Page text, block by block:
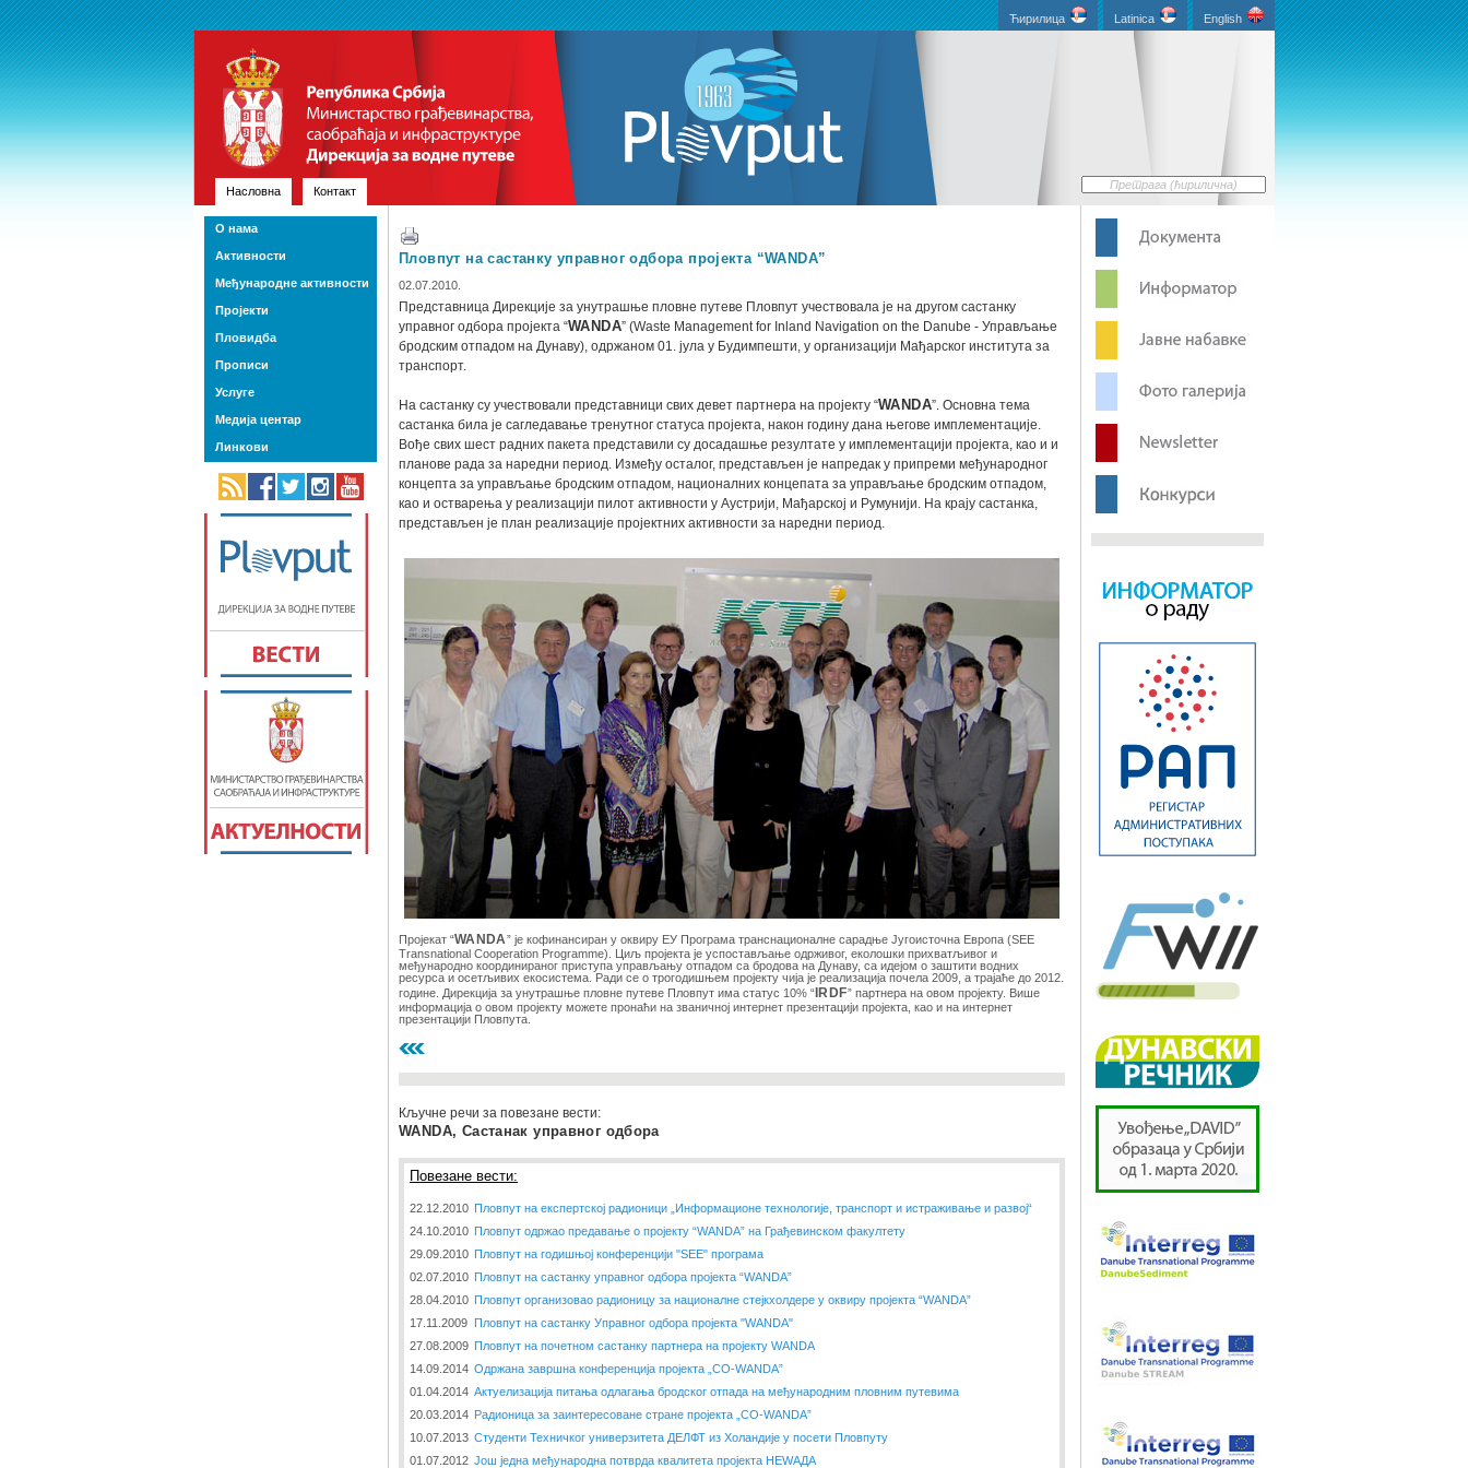
English
Latinica
Ћирилица
Насловна Контакт
Пловпут на састанку управног одбора пројекта “WANDA”
02.07.2010.
Представница Дирекције за унутрашње пловне путеве Пловпут учествовала је на другом састанку
управног одбора пројекта “WANDA” (Waste Management for Inland Navigation on the Danube - Управљање
бродским отпадом на Дунаву), одржаном 01. јула у Будимпешти, у организацији Мађарског института за
транспорт.
На састанку су учествовали представници свих девет партнера на пројекту “WANDA”. Основна тема
састанка била је сагледавање тренутног статуса пројекта, након годину дана његове имплементације.
Вође свих шест радних пакета представили су досадашње резултате у имплементацији пројекта, као и и
планове рада за наредни период. Између осталог, представљен је напредак у припреми међународног
концепта за управљање бродским отпадом, националних концепата за управљање бродским отпадом,
као и остварења у реализацији пилот активности у Аустрији, Мађарској и Румунији. На крају састанка,
представљен је план реализације пројектних активности за наредни период.
Пројекат “WANDA” је кофинансиран у оквиру ЕУ Програма транснационалне сарадње Југоисточна Европа (SEE
Transnational Cooperation Programme). Циљ пројекта је успостављање одрживог, еколошки прихватљивог и
међународно координираног приступа управљању отпадом са бродова на Дунаву, са идејом о заштити водних
ресурса и осетљивих екосистема. Ради се о трогодишњем пројекту чија је реализација почела 2009, а трајаће до 2012.
године. Дирекција за унутрашње пловне путеве Пловпут има статус 10% “ IRDF” партнера на овом пројекту. Више
информација о овом пројекту можете пронаћи на званичној интернет презентацији пројекта, као и на интернет
презентацији Пловпута.
Кључне речи за повезане вести:
WANDA, Састанак управног одбора
Повезане вести:
22.12.2010 Пловпут на експертској радионици „Информационе технологије, транспорт и истраживање и развој“
24.10.2010 Пловпут одржао предавање о пројекту “WANDA” на Грађевинском факултету
29.09.2010 Пловпут на годишњој конференцији "SEE" програма
02.07.2010 Пловпут на састанку управног одбора пројекта “WANDA”
28.04.2010 Пловпут организовао радионицу за националне стејкхолдере у оквиру пројекта “WANDA”
17.11.2009 Пловпут на састанку Управног одбора пројекта "WANDA"
27.08.2009 Пловпут на почетном састанку партнера на пројекту WANDA
14.09.2014 Одржана завршна конференција пројекта „CO-WANDA”
01.04.2014 Актуелизација питања одлагања бродског отпада на међународним пловним путевима
20.03.2014 Радионица за заинтересоване стране пројекта „CO-WANDA”
10.07.2013 Студенти Техничког универзитета ДЕЛФТ из Холандије у посети Пловпуту
01.07.2012 Још једна међународна потврда квалитета пројекта НЕWАДА
О нама
Активности
Међународне активности
Пројекти
Пловидба
Прописи
Услуге
Медија центар
Линкови